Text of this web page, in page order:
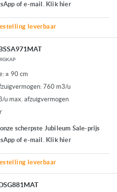
of e-mail. Klik hier
leverbaar
± 90 cm
760 m3/u
u max. afzuigvermogen
scherpste Jubileum Sale-prijs
of e-mail. Klik hier
leverbaar